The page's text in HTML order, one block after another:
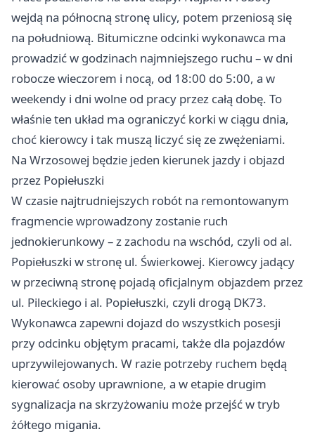
wejdą na północną stronę ulicy, potem przeniosą się
na południową. Bitumiczne odcinki wykonawca ma
prowadzić w godzinach najmniejszego ruchu – w dni
robocze wieczorem i nocą, od 18:00 do 5:00, a w
weekendy i dni wolne od pracy przez całą dobę. To
właśnie ten układ ma ograniczyć korki w ciągu dnia,
choć kierowcy i tak muszą liczyć się ze zwężeniami.
Na Wrzosowej będzie jeden kierunek jazdy i objazd
przez Popiełuszki
W czasie najtrudniejszych robót na remontowanym
fragmencie wprowadzony zostanie ruch
jednokierunkowy – z zachodu na wschód, czyli od al.
Popiełuszki w stronę ul. Świerkowej. Kierowcy jadący
w przeciwną stronę pojadą oficjalnym objazdem przez
ul. Pileckiego i al. Popiełuszki, czyli drogą DK73.
Wykonawca zapewni dojazd do wszystkich posesji
przy odcinku objętym pracami, także dla pojazdów
uprzywilejowanych. W razie potrzeby ruchem będą
kierować osoby uprawnione, a w etapie drugim
sygnalizacja na skrzyżowaniu może przejść w tryb
żółtego migania.